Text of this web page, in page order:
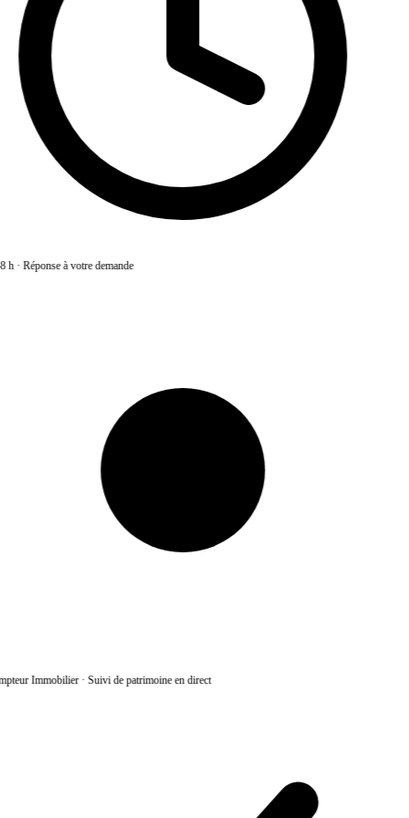
h·Réponse à votre demande
Immobilier·Suivi de patrimoine en direct